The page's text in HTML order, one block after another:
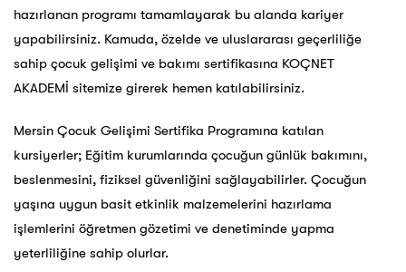
hazırlanan programı tamamlayarak bu alanda kariyer
yapabilirsiniz. Kamuda, özelde ve uluslararası geçerliliğe
sahip çocuk gelişimi ve bakımı sertifikasına KOÇNET
AKADEMİ sitemize girerek hemen katılabilirsiniz.
Mersin Çocuk Gelişimi Sertifika Programına katılan
kursiyerler; Eğitim kurumlarında çocuğun günlük bakımını,
beslenmesini, fiziksel güvenliğini sağlayabilirler. Çocuğun
yaşına uygun basit etkinlik malzemelerini hazırlama
işlemlerini öğretmen gözetimi ve denetiminde yapma
yeterliliğine sahip olurlar.